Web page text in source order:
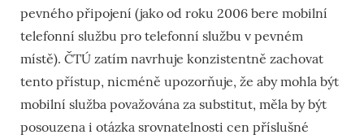
pevného připojení (jako od roku 2006 bere mobilní
telefonní službu pro telefonní službu v pevném
místě). ČTÚ zatím navrhuje konzistentně zachovat
tento přístup, nicméně upozorňuje, že aby mohla být
mobilní služba považována za substitut, měla by být
posouzena i otázka srovnatelnosti cen příslušné